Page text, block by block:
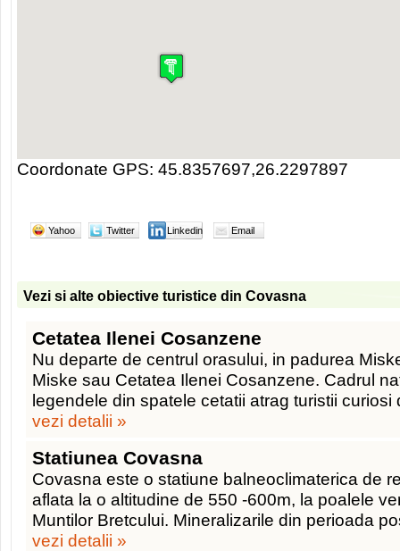
Coordonate GPS: 45.8357697,26.2297897
Yahoo Twitter Linkedin Email
Vezi si alte obiective turistice din Covasna
Cetatea Ilenei Cosanzene
Nu departe de centrul orasului, in padurea
Miske sau Cetatea Ilenei Cosanzene. Cadrul
legendele din spatele cetatii atrag turistii curiosi
vezi detalii »
Statiunea Covasna
Covasna este o statiune balneoclimaterica de
aflata la o altitudine de 550 -600m, la poalele
Muntilor Bretcului. Mineralizarile din perioada
vezi detalii »